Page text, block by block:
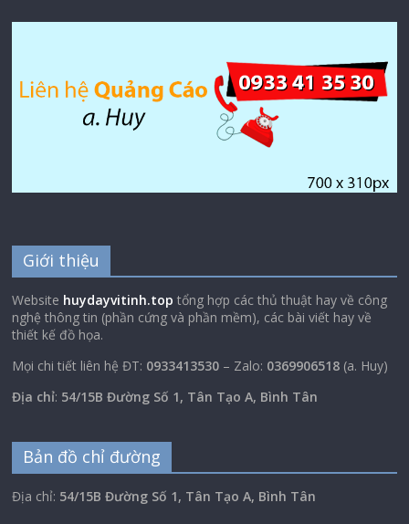
Giới thiệu
Website huydayvitinh.top tổng hợp các thủ thuật hay về công
nghệ thông tin (phần cứng và phần mềm), các bài viết hay về
thiết kế đồ họa.
Mọi chi tiết liên hệ ĐT: 0933413530 – Zalo: 0369906518 (a. Huy)
Địa chỉ: 54/15B Đường Số 1, Tân Tạo A, Bình Tân
Bản đồ chỉ đường
Địa chỉ: 54/15B Đường Số 1, Tân Tạo A, Bình Tân